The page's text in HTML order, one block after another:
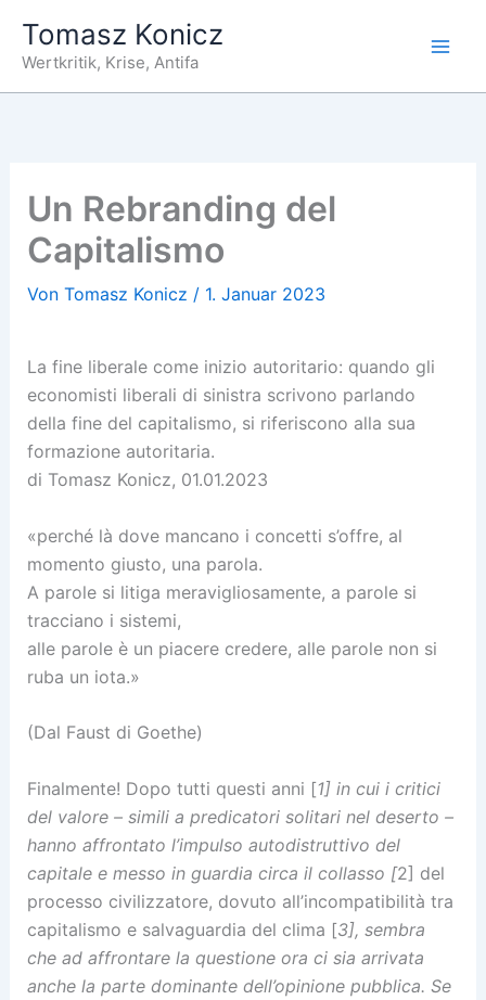
Inhalt
springen
Tomasz Konicz
Wertkritik, Krise, Antifa
Un Rebranding del
Capitalismo
Von Tomasz Konicz / 1. Januar 2023
La fine liberale come inizio autoritario: quando gli
economisti liberali di sinistra scrivono parlando
della fine del capitalismo, si riferiscono alla sua
formazione autoritaria.
di Tomasz Konicz, 01.01.2023
«perché là dove mancano i concetti s’offre, al
momento giusto, una parola.
A parole si litiga meravigliosamente, a parole si
tracciano i sistemi,
alle parole è un piacere credere, alle parole non si
ruba un iota.»
(Dal Faust di Goethe)
Finalmente! Dopo tutti questi anni [1] in cui i critici
del valore – simili a predicatori solitari nel deserto –
hanno affrontato l’impulso autodistruttivo del
capitale e messo in guardia circa il collasso [2] del
processo civilizzatore, dovuto all’incompatibilità tra
capitalismo e salvaguardia del clima [3], sembra
che ad affrontare la questione ora ci sia arrivata
anche la parte dominante dell’opinione pubblica. Se